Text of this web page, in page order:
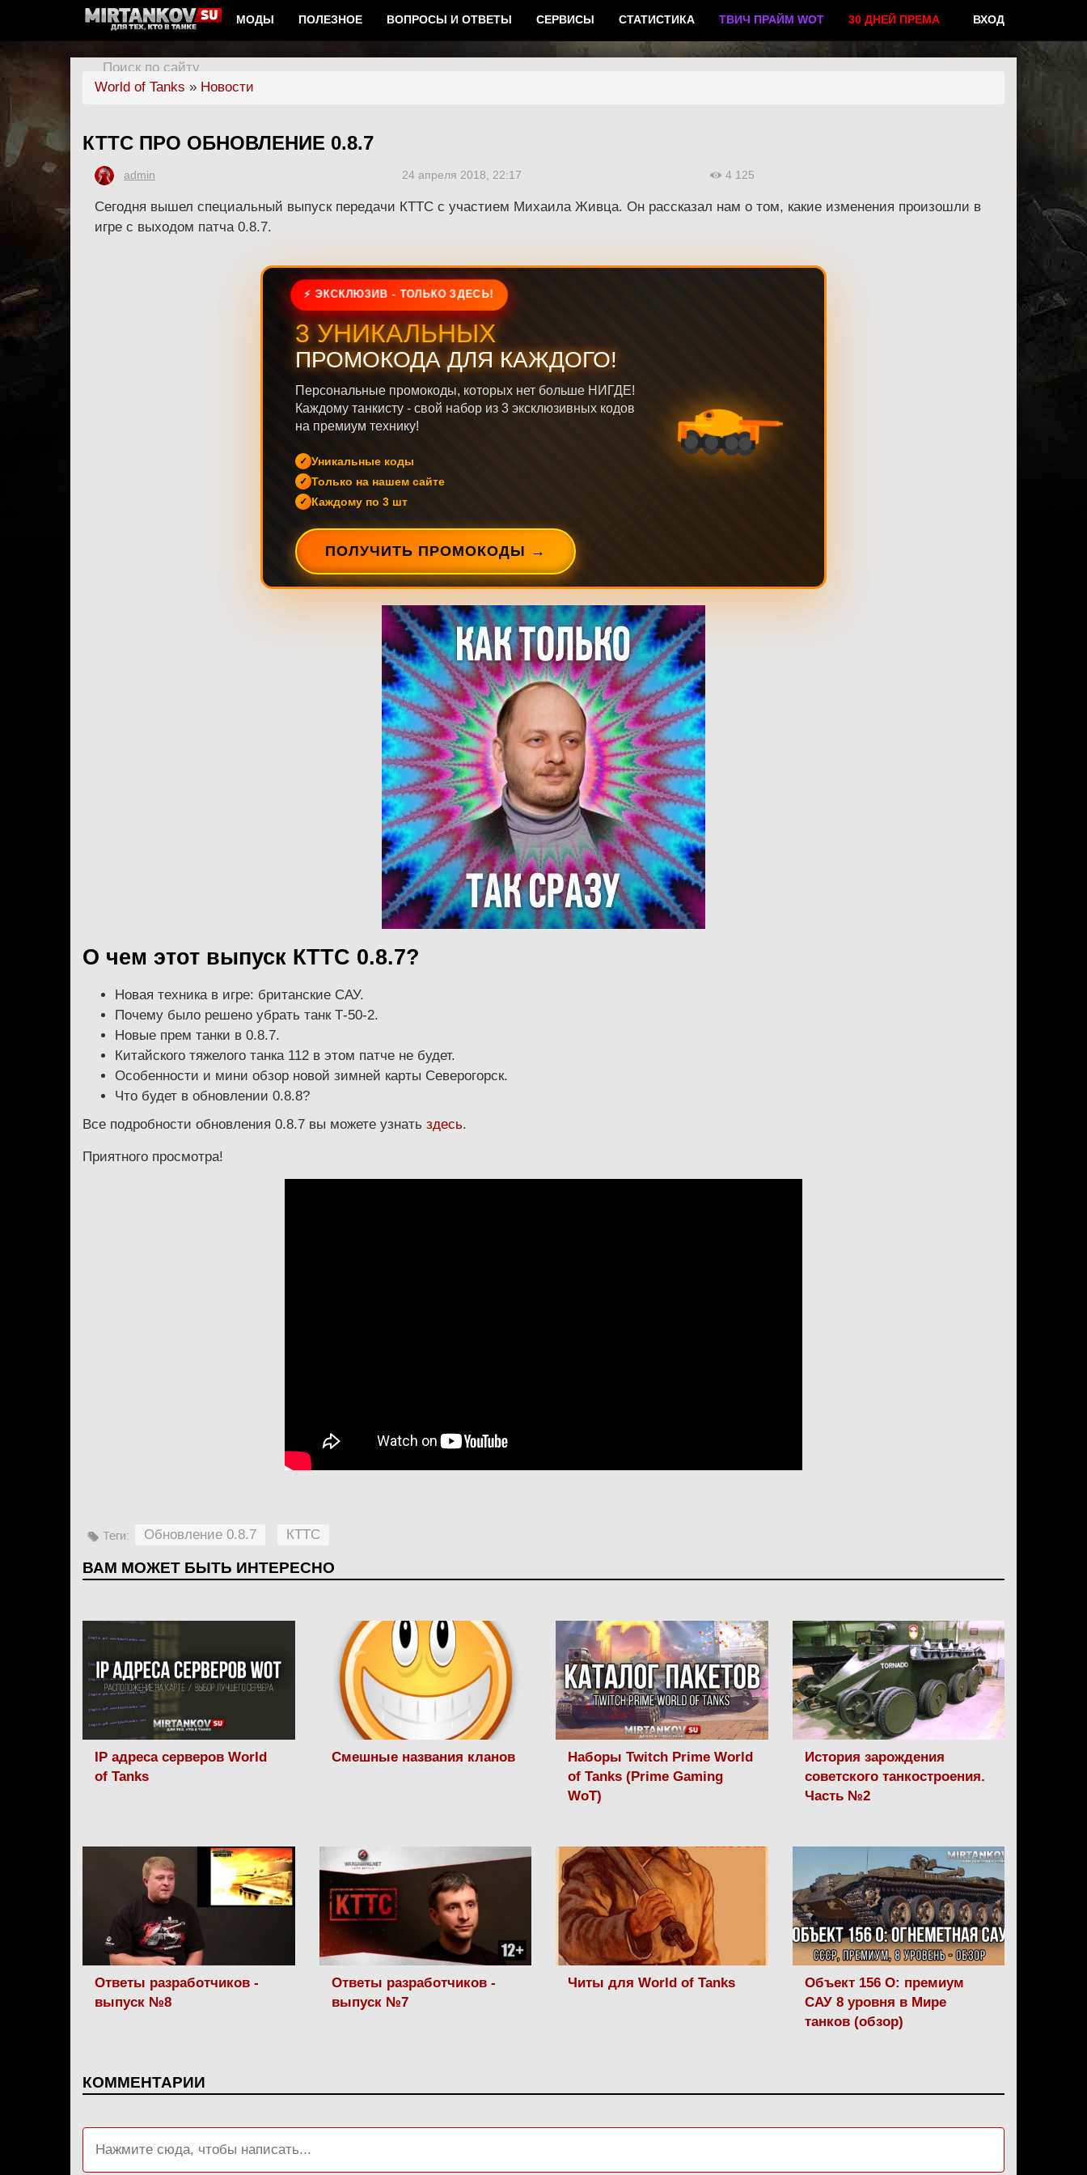
МОДЫ ПОЛЕЗНОЕ ВОПРОСЫ И ОТВЕТЫ СЕРВИСЫ СТАТИСТИКА ТВИЧ ПРАЙМ WOT 30 ДНЕЙ ПРЕМА ВХОД
Поиск по сайту
World of Tanks » Новости
КТТС ПРО ОБНОВЛЕНИЕ 0.8.7
admin 24 апреля 2018, 22:17 4 125
Сегодня вышел специальный выпуск передачи КТТС с участием Михаила Живца. Он рассказал нам о том, какие изменения произошли в
игре с выходом патча 0.8.7.
⚡ ЭКСКЛЮЗИВ - ТОЛЬКО ЗДЕСЬ!
3 УНИКАЛЬНЫХ
ПРОМОКОДА ДЛЯ КАЖДОГО!
Персональные промокоды, которых нет больше НИГДЕ!
Каждому танкисту - свой набор из 3 эксклюзивных кодов
на премиум технику!
Уникальные коды
Только на нашем сайте
Каждому по 3 шт
ПОЛУЧИТЬ ПРОМОКОДЫ →
О чем этот выпуск КТТС 0.8.7?
Новая техника в игре: британские САУ.
Почему было решено убрать танк Т-50-2.
Новые прем танки в 0.8.7.
Китайского тяжелого танка 112 в этом патче не будет.
Особенности и мини обзор новой зимней карты Северогорск.
Что будет в обновлении 0.8.8?
Все подробности обновления 0.8.7 вы можете узнать здесь.
Приятного просмотра!
Обновление 0.8.7 КТТС
ВАМ МОЖЕТ БЫТЬ ИНТЕРЕСНО
IP адреса серверов World
of Tanks
Смешные названия кланов
Наборы Twitch Prime World
of Tanks (Prime Gaming
WoT)
История зарождения
советского танкостроения.
Часть №2
Ответы разработчиков -
выпуск №8
Ответы разработчиков -
выпуск №7
Читы для World of Tanks
Объект 156 О: премиум
САУ 8 уровня в Мире
танков (обзор)
КОММЕНТАРИИ